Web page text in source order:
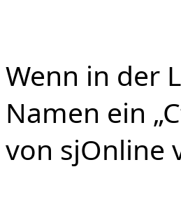
Wenn in der
Namen ein
von sjOnline